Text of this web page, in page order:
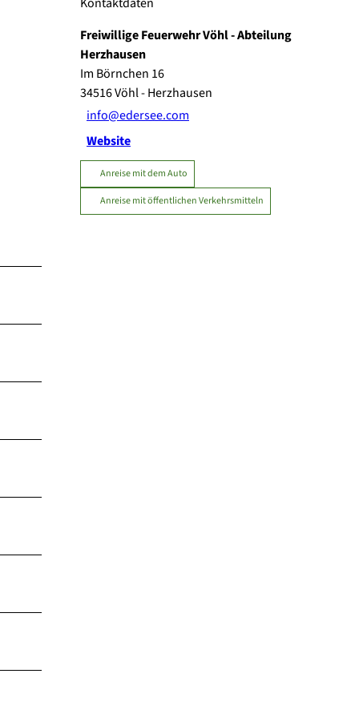
Freiwillige Feuerwehr Vöhl - Abteilung
Herzhausen
Im Börnchen 16
34516Vöhl- Herzhausen
info@edersee.com
Website
Anreise mit dem Auto
Anreise mit öffentlichen Verkehrsmitteln